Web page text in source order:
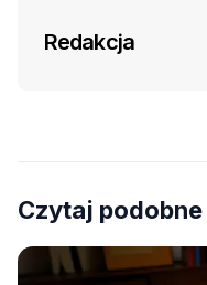
Redakcja
Czytaj podobne